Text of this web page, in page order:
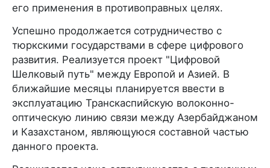
его применения в противоправных целях.
Успешно продолжается сотрудничество с
тюркскими государствами в сфере цифрового
развития. Реализуется проект "Цифровой
Шелковый путь" между Европой и Азией. В
ближайшие месяцы планируется ввести в
эксплуатацию Транскаспийскую волоконно-
оптическую линию связи между Азербайджаном
и Казахстаном, являющуюся составной частью
данного проекта.